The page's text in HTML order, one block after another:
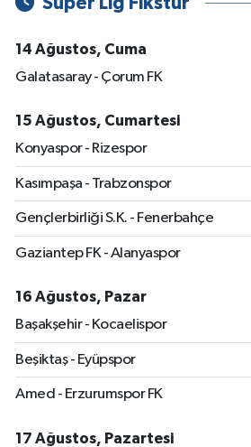
14 Ağustos, Cuma
Galatasaray - Çorum FK
15 Ağustos, Cumartesi
Konyaspor - Rizespor
Kasımpaşa - Trabzonspor
Gençlerbirliği S.K. - Fenerbahçe
Gaziantep FK - Alanyaspor
16 Ağustos, Pazar
Başakşehir - Kocaelispor
Beşiktaş - Eyüpspor
Amed - Erzurumspor FK
17 Ağustos, Pazartesi